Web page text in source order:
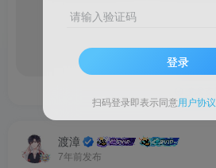
渡漳
7年前发布
请输入验证码
登录
扫码登录即表示同意用户协议